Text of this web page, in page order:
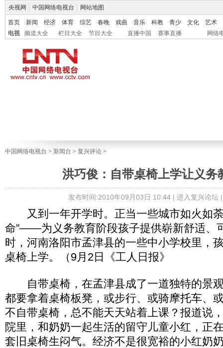
央视网 中国网络电视台 网站地图
首页 新闻 经济 体育 综艺 春晚 戏曲 音乐 科教 青少 文化
艺术
电视
频道大全 栏目大全 节目大全 直播中国 赛事直播 网络
中国网络电视台 > 新闻台 > 复兴评论 >
洪巧俊：自带桌椅上学让义务
发布时间:2010年09月03日 10:44 | 进入复兴论坛|
又到一年开学时。正当一些城市如火如荼
命”——为义务教育阶段孩子提供崭新舒适、
时，河南洛阳市孟津县的一些中小学校里，
桌椅上学。（9月2日《工人日报》
自带桌椅，在孟津县成了一道独特的景
都要拿着桌椅板凳，或步行、或骑摩托车、
不自带桌椅，总不能天天站着上课？报道说
院里，和奶奶一起生活的留守儿童小红，正
套旧桌椅生闷气。经济不是很宽裕的小红奶